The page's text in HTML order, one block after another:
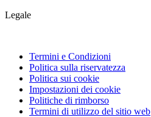
Legale
Termini e Condizioni
Politica sulla riservatezza
Politica sui cookie
Impostazioni dei cookie
Politiche di rimborso
Termini di utilizzo del sitio web